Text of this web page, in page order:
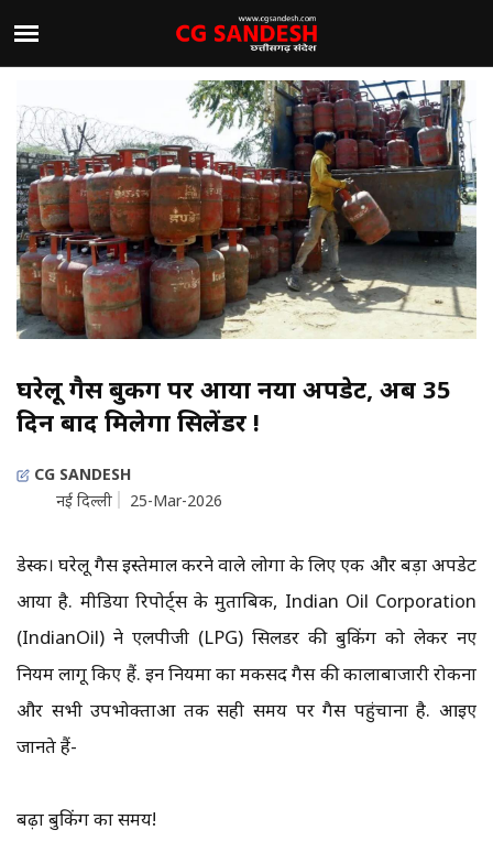
घरेलू गैस बुकिंग पर आया नया अपडेट, अब 35
दिन बाद मिलेगा सिलेंडर !
CG SANDESH
नई दिल्ली
25-Mar-2026
डेस्क। घरेलू गैस इस्तेमाल करने वाले लोगों के लिए एक और बड़ा अपडेट
आया है. मीडिया रिपोर्ट्स के मुताबिक, Indian Oil Corporation
(IndianOil) ने एलपीजी (LPG) सिलेंडर की बुकिंग को लेकर नए
नियम लागू किए हैं. इन नियमों का मकसद गैस की कालाबाजारी रोकना
और सभी उपभोक्ताओं तक सही समय पर गैस पहुंचाना है. आइए
जानते हैं-
बढ़ा बुकिंग का समय!